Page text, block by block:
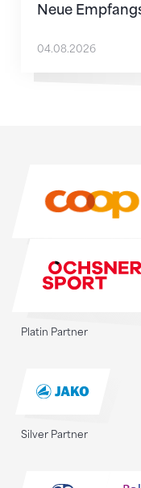
Neue
04.08.2026
Platin Partner
Silver Partner